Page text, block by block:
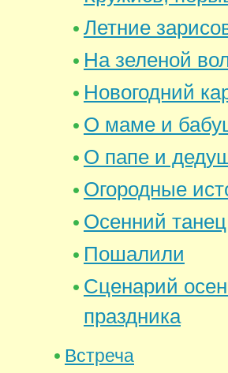
Летние
На зеленой
Новогодний
О маме и
О папе и
Огородные
Осенний танец
Пошалили
Сценарий
праздника
Встреча